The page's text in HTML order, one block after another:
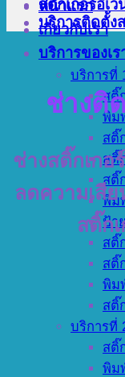
หน้าแรก
เกี่ยวกับเรา
บริการของเร
บริการที่
สติ๊
พิม
สติ๊
สติ๊
สติ๊
พิม
ป้า
สติ๊
สติ๊
พิม
สติ๊
บริการที่
สติ๊
พิม
สติ๊กเกอร์อีเ
บริการติดตั้ง
ช่างติ
ช่างสติ๊กเก
ลดความเสี
สติ๊ก